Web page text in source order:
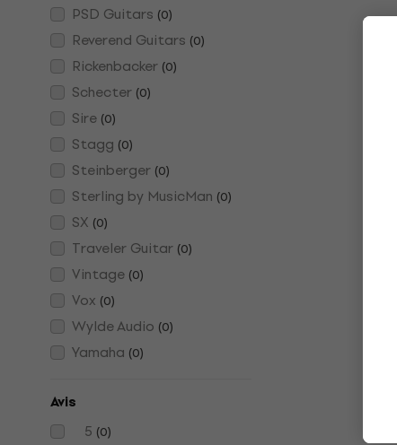
PSD Guitars (0)
Reverend Guitars (0)
Rickenbacker (0)
Schecter (0)
Sire (0)
Stagg (0)
Steinberger (0)
Sterling by MusicMan (0)
SX (0)
Traveler Guitar (0)
Vintage (0)
Vox (0)
Wylde Audio (0)
Yamaha (0)
Avis
5 (0)